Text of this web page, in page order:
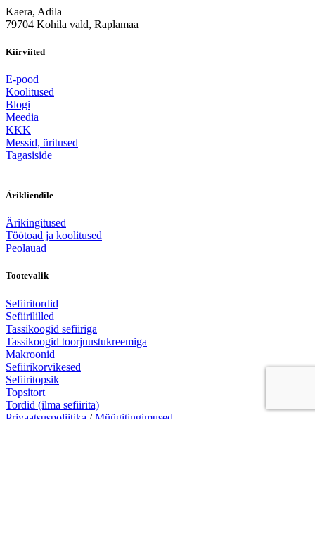
Kaera, Adila
79704 Kohila vald, Raplamaa
Kiirviited
E-pood
Koolitused
Blogi
Meedia
KKK
Messid, üritused
Tagasiside
Ärikliendile
Ärikingitused
Töötoad ja koolitused
Peolauad
Tootevalik
Sefiiritordid
Sefiirililled
Tassikoogid sefiiriga
Tassikoogid toorjuustukreemiga
Makroonid
Sefiirikorvikesed
Sefiiritopsik
Topsitort
Tordid (ilma sefiirita)
Privaatsuspoliitika /Müügitingimused